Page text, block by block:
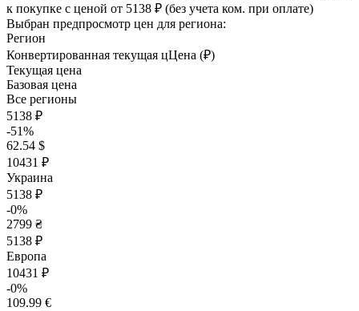
к покупке с ценой от 5138 ₽ (без учета ком. при оплате)
Выбран предпросмотр цен для региона:
Регион
Конвертированная текущая цЦена (₽)
Текущая цена
Базовая цена
Все регионы
5138 ₽
-51%
62.54 $
10431 ₽
Украина
5138 ₽
-0%
2799 ₴
5138 ₽
Европа
10431 ₽
-0%
109.99 €